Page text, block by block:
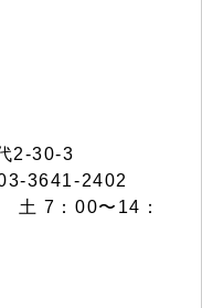
2-30-3
3641-2402
土 7：00〜14：